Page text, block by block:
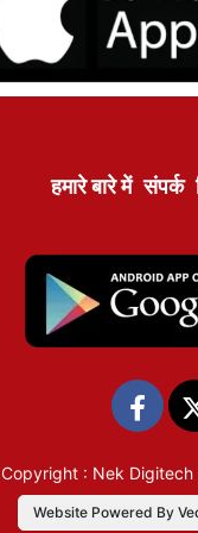
हमारे बारे में संपर्क
Copyright : Nek Digitech
Website Powered By